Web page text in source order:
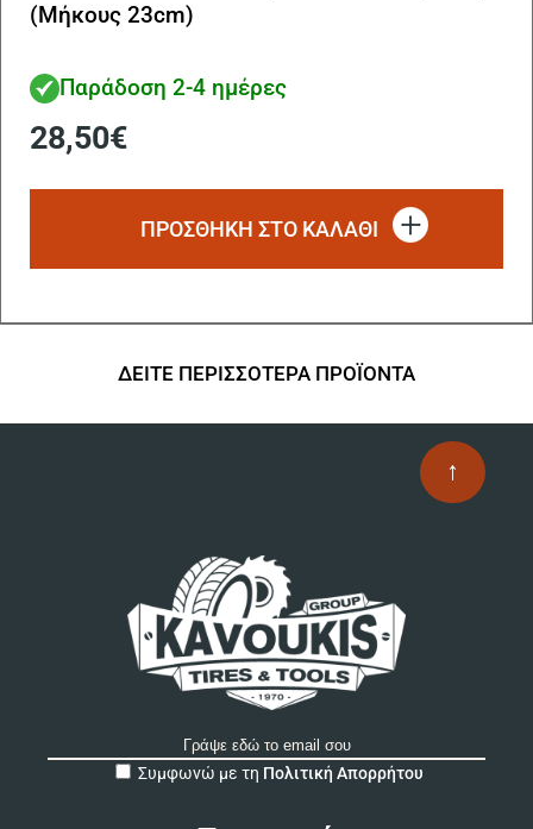
(Μήκους 23cm)
Παράδοση 2-4 ημέρες
28,50€
ΠΡΟΣΘΗΚΗ ΣΤΟ ΚΑΛΑΘΙ
ΔΕΙΤΕ ΠΕΡΙΣΣΟΤΕΡΑ ΠΡΟΪΟΝΤΑ
↑
Συμφωνώ με τη Πολιτική Απορρήτου